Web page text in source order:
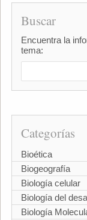
Buscar
Encuentra la
tema:
Categorías
Bioética
Biogeografía
Biología celular
Biología del
Biología